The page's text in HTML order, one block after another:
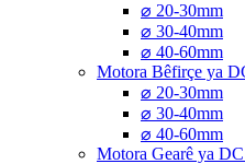
⌀ 20-30mm
⌀ 30-40mm
⌀ 40-60mm
Motora Bêfirçe ya
⌀ 20-30mm
⌀ 30-40mm
⌀ 40-60mm
Motora Gearê ya